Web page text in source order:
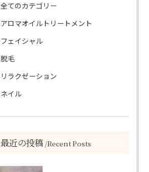
全てのカテゴリー
アロマオイルトリートメント
フェイシャル
脱毛
リラクゼーション
ネイル
最近の投稿 Recent Posts